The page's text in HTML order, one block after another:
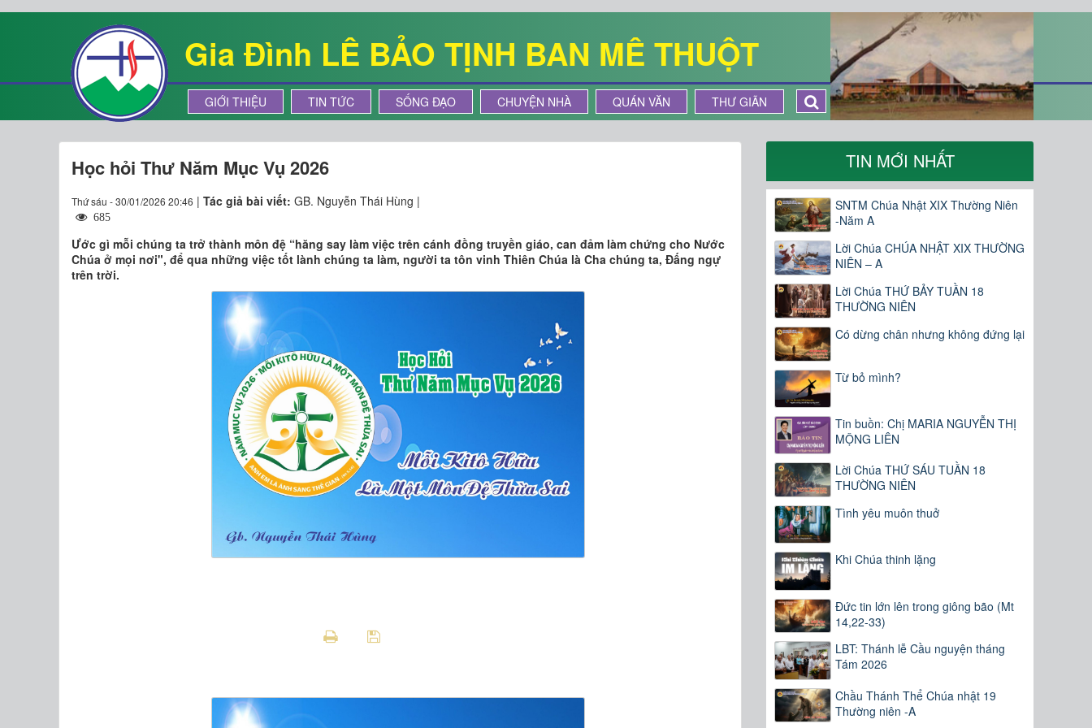
Gia Đình LÊ BẢO TỊNH BAN MÊ THUỘT
GIỚI THIỆU TIN TỨC SỐNG ĐẠO CHUYỆN NHÀ QUÁN VĂN THƯ GIÃN
Học hỏi Thư Năm Mục Vụ 2026
Thứ sáu - 30/01/2026 20:46 | Tác giả bài viết: GB. Nguyễn Thái Hùng |
685
Ước gì mỗi chúng ta trở thành môn đệ “hăng say làm việc trên cánh đồng truyền giáo, can đảm làm chứng cho Nước
Chúa ở mọi nơi", để qua những việc tốt lành chúng ta làm, người ta tôn vinh Thiên Chúa là Cha chúng ta, Đấng ngự
trên trời.
TIN MỚI NHẤT
SNTM Chúa Nhật XIX Thường Niên
-Năm A
Lời Chúa CHÚA NHẬT XIX THƯỜNG
NIÊN – A
Lời Chúa THỨ BẢY TUẦN 18
THƯỜNG NIÊN
Có dừng chân nhưng không đứng lại
Từ bỏ mình?
Tin buồn: Chị MARIA NGUYỄN THỊ
MỘNG LIÊN
Lời Chúa THỨ SÁU TUẦN 18
THƯỜNG NIÊN
Tình yêu muôn thuở
Khi Chúa thinh lặng
Đức tin lớn lên trong giông bão (Mt
14,22-33)
LBT: Thánh lễ Cầu nguyện tháng
Tám 2026
Chầu Thánh Thể Chúa nhật 19
Thường niên -A